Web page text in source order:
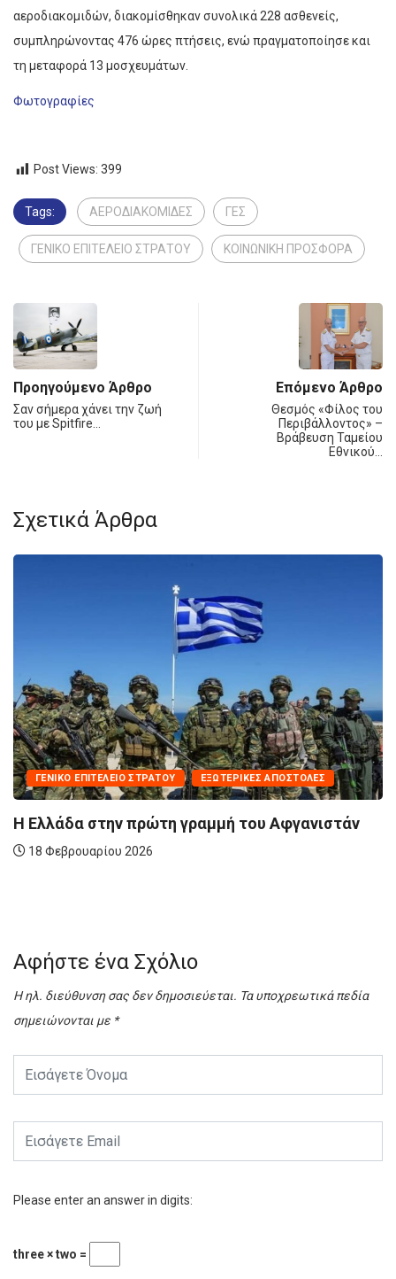
αεροδιακομιδών, διακομίσθηκαν συνολικά 228 ασθενείς,
συμπληρώνοντας 476 ώρες πτήσεις, ενώ πραγματοποίησε και
τη μεταφορά 13 μοσχευμάτων.
Φωτογραφίες
Post Views: 399
Tags: ΑΕΡΟΔΙΑΚΟΜΙΔΕΣ ΓΕΣ
ΓΕΝΙΚΟ ΕΠΙΤΕΛΕΙΟ ΣΤΡΑΤΟΥ ΚΟΙΝΩΝΙΚΗ ΠΡΟΣΦΟΡΑ
Προηγούμενο Άρθρο
Σαν σήμερα χάνει την ζωή
του με Spitfire…
Επόμενο Άρθρο
Θεσμός «Φίλος του
Περιβάλλοντος» –
Βράβευση Ταμείου
Εθνικού…
Σχετικά Άρθρα
ΓΕΝΙΚΌ ΕΠΙΤΕΛΕΊΟ ΣΤΡΑΤΟΎ ΕΞΩΤΕΡΙΚΈΣ ΑΠΟΣΤΟΛΈΣ
Η Ελλάδα στην πρώτη γραμμή του Αφγανιστάν
18 Φεβρουαρίου 2026
Αφήστε ένα Σχόλιο
Η ηλ. διεύθυνση σας δεν δημοσιεύεται. Τα υποχρεωτικά πεδία
σημειώνονται με *
Please enter an answer in digits:
three × two =